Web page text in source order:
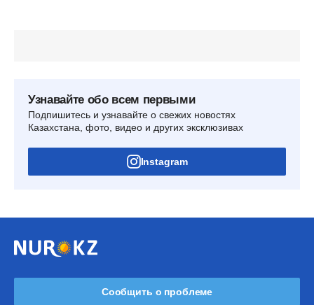
Узнавайте обо всем первыми
Подпишитесь и узнавайте о свежих новостях
Казахстана, фото, видео и других эксклюзивах
Instagram
Сообщить о проблеме